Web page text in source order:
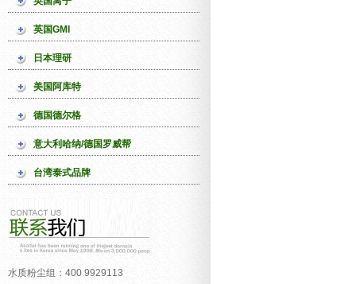
英国GMI
日本理研
美国阿库特
德国德尔格
意大利哈纳/德国罗威帮
台湾泰式品牌
水质粉尘组：400 9929113